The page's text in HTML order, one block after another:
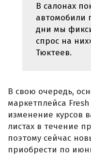
В салонах
автомобили
дни мы
спрос на
Тюктеев.
В свою очередь,
маркетплейса
изменение курсов
листах в течение
поэтому сейчас
приобрести по